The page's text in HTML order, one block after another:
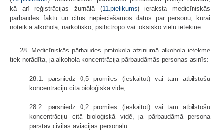
kā arī reģistrācijas žurnālā (11.pielikums) ieraksta medicīniskās
pārbaudes faktu un citus nepieciešamos datus par personu, kurai
noteikta alkohola, narkotisko, psihotropo vai toksisko vielu ietekme.
28. Medicīniskās pārbaudes protokola atzinumā alkohola ietekme
tiek norādīta, ja alkohola koncentrācija pārbaudāmās personas asinīs:
28.1. pārsniedz 0,5 promiles (ieskaitot) vai tam atbilstošu
koncentrāciju citā bioloģiskā vidē;
28.2. pārsniedz 0,2 promiles (ieskaitot) vai tam atbilstošu
koncentrāciju citā bioloģiskā vidē, ja pārbaudāmā persona
pārstāv civilās aviācijas personālu.